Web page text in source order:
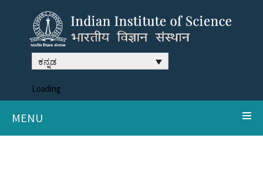
ಕನ್ನಡ
Loading
MENU